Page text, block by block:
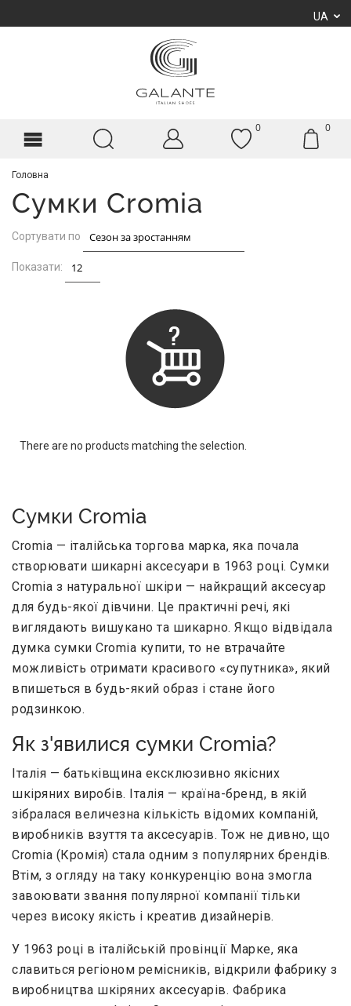
UA
0 0
Головна
Сумки Cromia
Сортувати по
Показати:
There are no products matching the selection.
Сумки Cromia
Cromia — італійська торгова марка, яка почала
створювати шикарні аксесуари в 1963 році. Сумки
Cromia з натуральної шкіри — найкращий аксесуар
для будь-якої дівчини. Це практичні речі, які
виглядають вишукано та шикарно. Якщо відвідала
думка сумки Cromia купити, то не втрачайте
можливість отримати красивого «супутника», який
впишеться в будь-який образ і стане його
родзинкою.
Як з'явилися сумки Cromia?
Італія — батьківщина ексклюзивно якісних
шкіряних виробів. Італія — країна-бренд, в якій
зібралася величезна кількість відомих компаній,
виробників взуття та аксесуарів. Тож не дивно, що
Cromia (Кромія) стала одним з популярних брендів.
Втім, з огляду на таку конкуренцію вона змогла
завоювати звання популярної компанії тільки
через високу якість і креатив дизайнерів.
У 1963 році в італійській провінції Марке, яка
славиться регіоном ремісників, відкрили фабрику з
виробництва шкіряних аксесуарів. Фабрика